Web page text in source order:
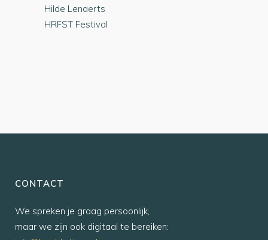
Hilde Lenaerts
HRFST Festival
CONTACT
We spreken je graag persoonlijk,
maar we zijn ook digitaal te bereiken: